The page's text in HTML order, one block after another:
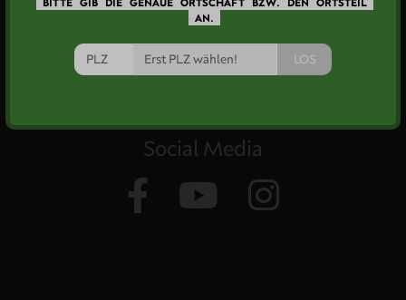
AN.
LOS
EU-Förderung
Social Media